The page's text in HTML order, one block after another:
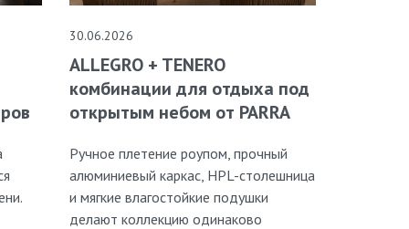
30.06.2026
ALLEGRO + TENERO
комбинации для отдыха под
открытым небом от PARRA
Ручное плетение роупом, прочный
алюминиевый каркас, HPL-столешница
и мягкие влагостойкие подушки
делают коллекцию одинаково